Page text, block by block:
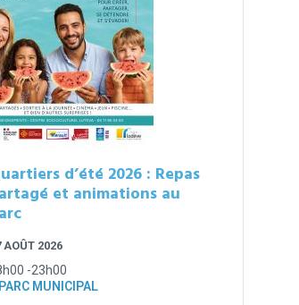
d’été 2026 : Repas
et animations au
AOÛT 2026
-23h00
PARC MUNICIPAL